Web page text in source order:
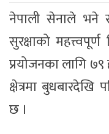
नेपाली सेनाले भने
सुरक्षाको
प्रयोजनका लागि
क्षेत्रमा
छ ।